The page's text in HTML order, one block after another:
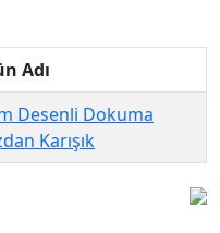
Adı
Desenli Dokuma
Karışık